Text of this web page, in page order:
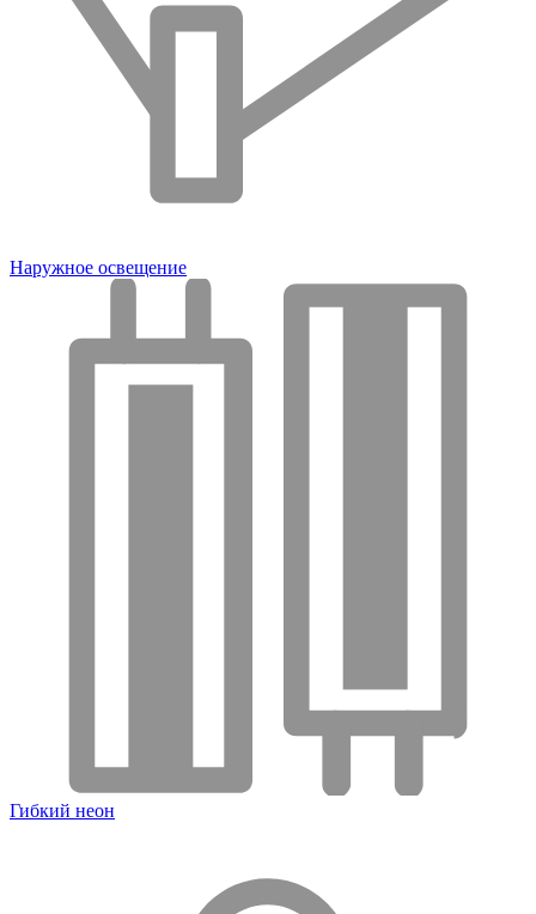
Наружное освещение
Гибкий неон